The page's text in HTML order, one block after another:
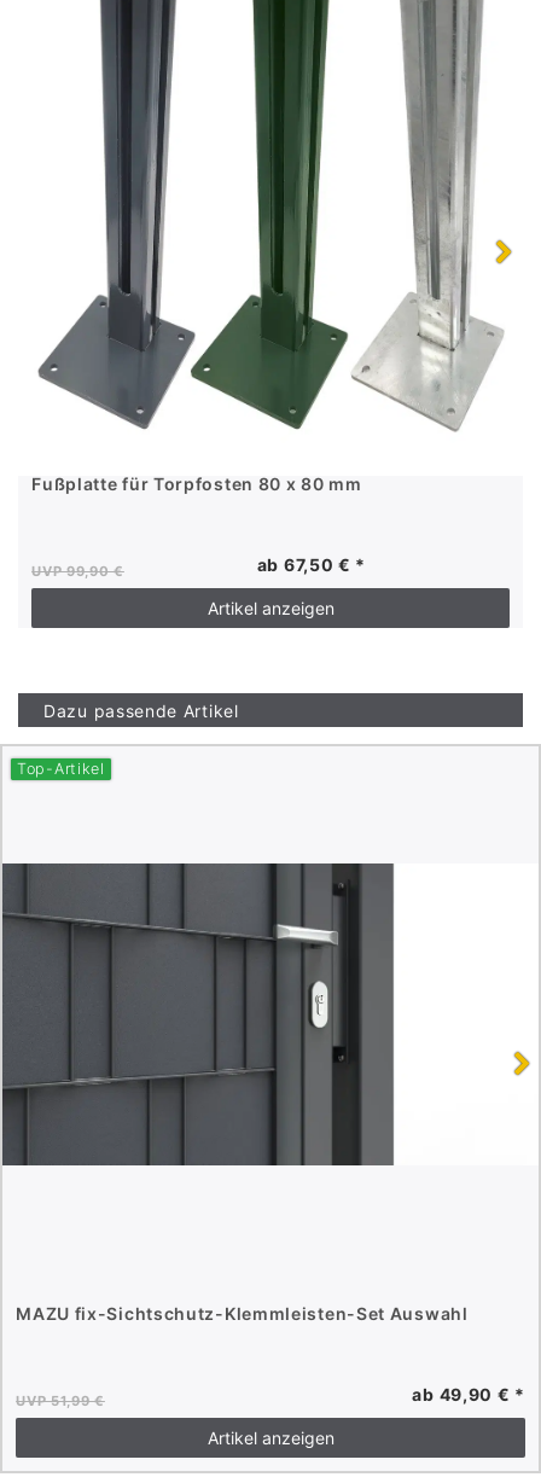
Fußplatte für Torpfosten 80 x 80 mm
UVP 99,90 € ab 67,50 € *
Artikel anzeigen
Dazu passende Artikel
Top-Artikel
MAZU fix-Sichtschutz-Klemmleisten-Set Auswahl
UVP 51,99 € ab 49,90 € *
Artikel anzeigen